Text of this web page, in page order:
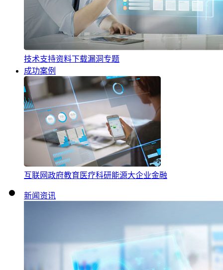
技术支持资料下载漏洞专题
成功案例
互联网政府教育 医疗科研能源大企业金融
新闻资讯